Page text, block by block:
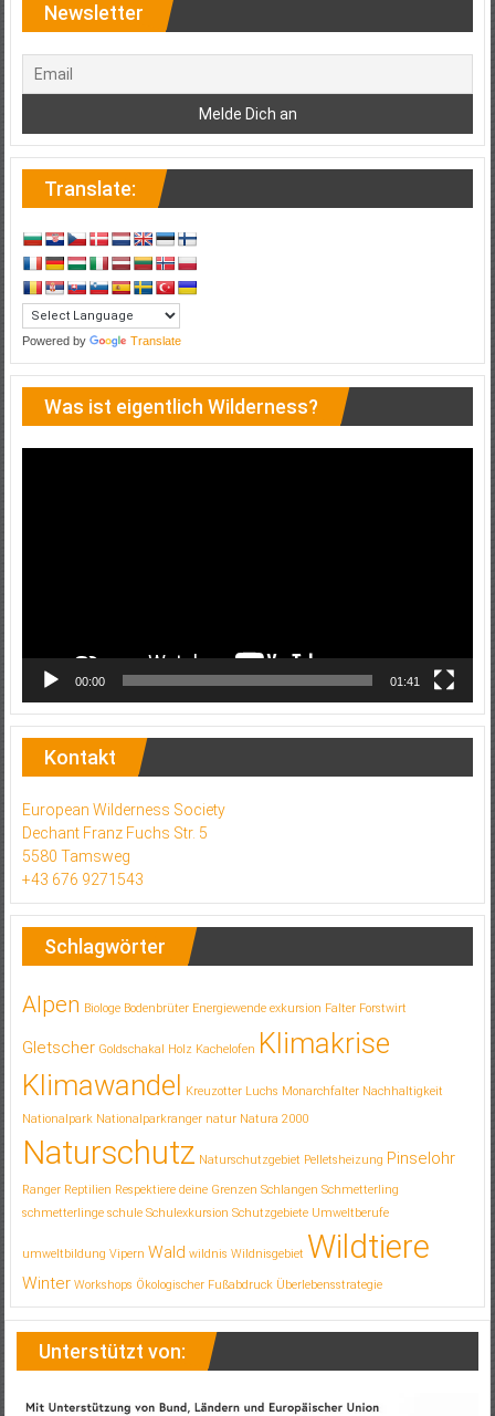
Newsletter
Translate:
Powered by Translate
Was ist eigentlich Wilderness?
00:00 01:41
Kontakt
European Wilderness Society
Dechant Franz Fuchs Str. 5
5580 Tamsweg
+43 676 9271543
Schlagwörter
Alpen Biologe Bodenbrüter Energiewende exkursion Falter Forstwirt
Gletscher Goldschakal Holz Kachelofen Klimakrise
Klimawandel Kreuzotter Luchs Monarchfalter Nachhaltigkeit
Nationalpark Nationalparkranger natur Natura 2000
Naturschutz Naturschutzgebiet Pelletsheizung Pinselohr
Ranger Reptilien Respektiere deine Grenzen Schlangen Schmetterling
schmetterlinge schule Schulexkursion Schutzgebiete Umweltberufe
umweltbildung Vipern Wald wildnis Wildnisgebiet Wildtiere
Winter Workshops Ökologischer Fußabdruck Überlebensstrategie
Unterstützt von: